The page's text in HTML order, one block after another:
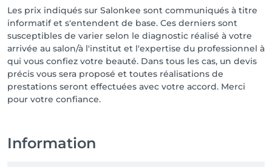
Les prix indiqués sur Salonkee sont communiqués à titre
informatif et s'entendent de base. Ces derniers sont
susceptibles de varier selon le diagnostic réalisé à votre
arrivée au salon/à l'institut et l'expertise du professionnel à
qui vous confiez votre beauté. Dans tous les cas, un devis
précis vous sera proposé et toutes réalisations de
prestations seront effectuées avec votre accord. Merci
pour votre confiance.
Information